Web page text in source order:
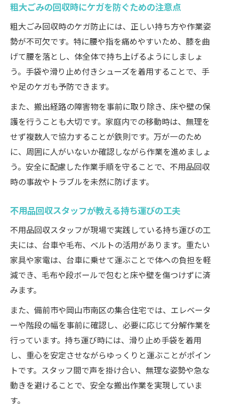
無料不用品回収の落とし穴と注意すべき点
壊れた家電の無料回収は違法性に要注意
不用品回収業者選びで避けたい違法行為
トラブル回避のための不用品回収チェック
ポイント
自治体ルートと不用品回収の違いを正しく理解
しよう
自治体と民間不用品回収の特徴を徹底比較
不用品回収の料金体系や利便性の違いとは
粗大ごみ受付の流れと不用品回収の使い分
持ち込みと不用品回収サービスはどちらが
便利？
備前市で自治体と不用品回収を賢く選ぶコ
ツ
粗大ごみの回収時にケガを防ぐための注意点
粗大ごみ回収時のケガ防止には、正しい持ち方や作業姿
勢が不可欠です。特に腰や指を痛めやすいため、膝を曲
げて腰を落とし、体全体で持ち上げるようにしましょ
う。手袋や滑り止め付きシューズを着用することで、手
や足のケガも予防できます。
また、搬出経路の障害物を事前に取り除き、床や壁の保
護を行うことも大切です。家庭内での移動時は、無理を
せず複数人で協力することが鉄則です。万が一のため
に、周囲に人がいないか確認しながら作業を進めましょ
う。安全に配慮した作業手順を守ることで、不用品回収
時の事故やトラブルを未然に防げます。
不用品回収スタッフが教える持ち運びの工夫
不用品回収スタッフが現場で実践している持ち運びの工
夫には、台車や毛布、ベルトの活用があります。重たい
家具や家電は、台車に乗せて運ぶことで体への負担を軽
減でき、毛布や段ボールで包むと床や壁を傷つけずに済
みます。
また、備前市や岡山市南区の集合住宅では、エレベータ
ーや階段の幅を事前に確認し、必要に応じて分解作業を
行っています。持ち運び時には、滑り止め手袋を着用
し、重心を安定させながらゆっくりと運ぶことがポイン
トです。スタッフ間で声を掛け合い、無理な姿勢や急な
動きを避けることで、安全な搬出作業を実現していま
す。